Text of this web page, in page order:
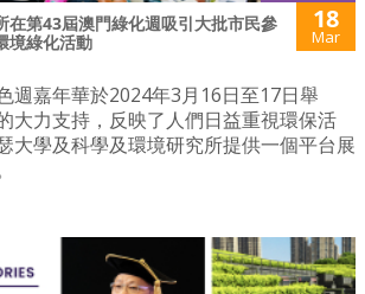
在第43屆澳門綠化週吸引大批市民參
境綠化活動
18
Mar
週嘉年華於2024年3月16日至17日舉
大力支持，反映了人們日益重視環保活
大學及科學及環境研究所提供一個平台展